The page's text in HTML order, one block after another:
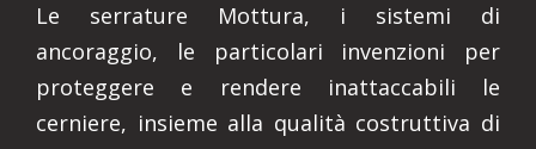
Le serrature Mottura, i sistemi di
ancoraggio, le particolari invenzioni per
proteggere e rendere inattaccabili le
cerniere, insieme alla qualità costruttiva di